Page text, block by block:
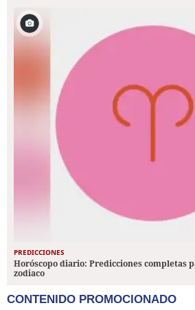
PREDICCIONES
Horóscopo diario: Predicciones completas
zodiaco
CONTENIDO PROMOCIONADO